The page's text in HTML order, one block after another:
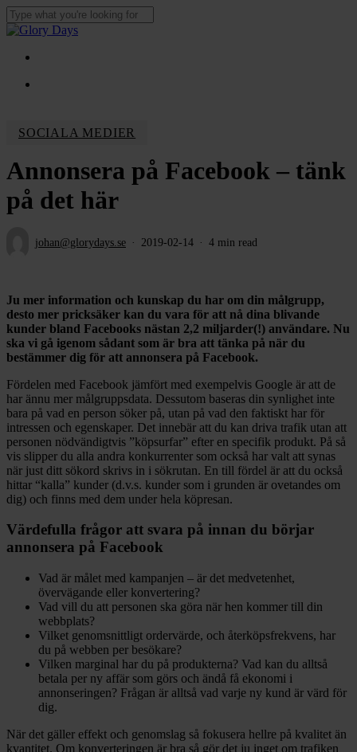
Skip
to
content
Close
Menu
SOCIALA MEDIER
Annonsera på Facebook – tänk
på det här
johan@glorydays.se 2019-02-14 4 min read
Ju mer information och kunskap du har om din målgrupp,
desto mer pricksäker kan du vara för att nå dina blivande
kunder bland Facebooks nästan 2,2 miljarder(!) användare. Nu
ska vi gå igenom sådant som är bra att tänka på när du
bestämmer dig för att annonsera på Facebook.
Fördelen med Facebook jämfört med exempelvis Google är att de
har ännu mer målgruppsdata. Dessutom baseras din synlighet inte
bara på vad en person söker på, utan på vad den faktiskt har för
intressen och egenskaper. Det innebär att du kan driva trafik utan att
personen nödvändigtvis ”köpsurfar” efter en specifik produkt. På så
vis slipper du alla andra konkurrenter som också har valt att synas
när just ditt sökord skrivs in i sökrutan. En till fördel är att du också
hittar “kalla” kunder (d.v.s. kunder som i grunden är ovetandes om
dig) och finns med dem under hela köpresan.
Värdefulla frågor att svara på innan du börjar
annonsera på Facebook
Vad är målet med kampanjen – är det medvetenhet,
övervägande eller konvertering?
Vad vill du att personen ska göra när hen kommer till din
webbplats?
Vilket genomsnittligt ordervärde, och återköpsfrekvens, har
du på webben per besökare?
Vilken marginal har du på produkterna? Vad kan du alltså
betala per ny affär som görs och ändå få ekonomi i
annonseringen? Frågan är alltså vad varje ny kund är värd för
dig.
När det gäller effekt och genomslag så fokusera hellre på kvalitet än
kvantitet. Om konverteringen är bra så gör det ju inget om trafiken